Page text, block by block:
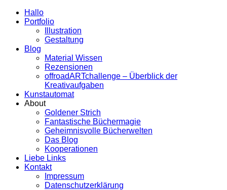
Hallo
Portfolio
Illustration
Gestaltung
Blog
Material Wissen
Rezensionen
offroadARTchallenge – Überblick der
Kreativaufgaben
Kunstautomat
About
Goldener Strich
Fantastische Büchermagie
Geheimnisvolle Bücherwelten
Das Blog
Kooperationen
Liebe Links
Kontakt
Impressum
Datenschutzerklärung